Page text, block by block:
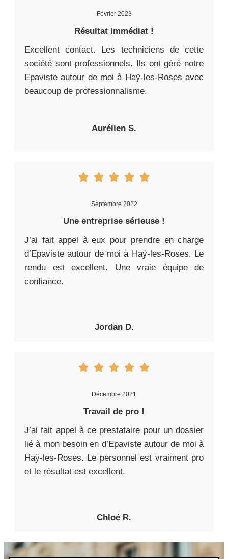
Février 2023
Résultat immédiat !
Excellent contact. Les techniciens de cette
société sont professionnels. Ils ont géré notre
Epaviste autour de moi à Haÿ-les-Roses avec
beaucoup de professionnalisme.
Aurélien S.
Septembre 2022
Une entreprise sérieuse !
J’ai fait appel à eux pour prendre en charge
d’Epaviste autour de moi à Haÿ-les-Roses. Le
rendu est excellent. Une vraie équipe de
confiance.
Jordan D.
Décembre 2021
Travail de pro !
J’ai fait appel à ce prestataire pour un dossier
lié à mon besoin en d’Epaviste autour de moi à
Haÿ-les-Roses. Le personnel est vraiment pro
et le résultat est excellent.
Chloé R.